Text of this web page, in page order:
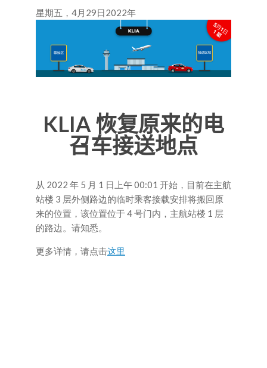
星期五，4月29日2022年
KLIA 恢复原来的电
召车接送地点
从 2022 年 5 月 1 日上午 00:01 开始，目前在主航
站楼 3 层外侧路边的临时乘客接载安排将搬回原
来的位置，该位置位于 4 号门内，主航站楼 1 层
的路边。请知悉。
更多详情，请点击这里